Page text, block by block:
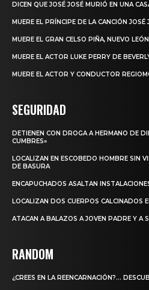
DICEN QUE JOSÉ JOSÉ MURIÓ EN UNA
MUERE EL PRÍNCIPE DE LA CANCIÓN JOSÉ
MUERE EL GRAN CELSO PIÑA, NUEVO
MUERE EL ACTOR LUKE PERRY DE
MUERE EL ACTOR Y CONDUCTOR
SEGURIDAD
DETIENEN CON DROGA A HERMANO DE
CUMBRES»
LOCALIZAN EN ESCOBEDO HOMBRE SIN
DE BASURA
ENCAPUCHADOS ASALTAN
LOCALIZAN DOS CUERPOS CALCINADOS
ATACAN A BALAZOS A JOVEN PADRE Y A
RANDOM
¿CREES EN LA REENCARNACIÓN?…